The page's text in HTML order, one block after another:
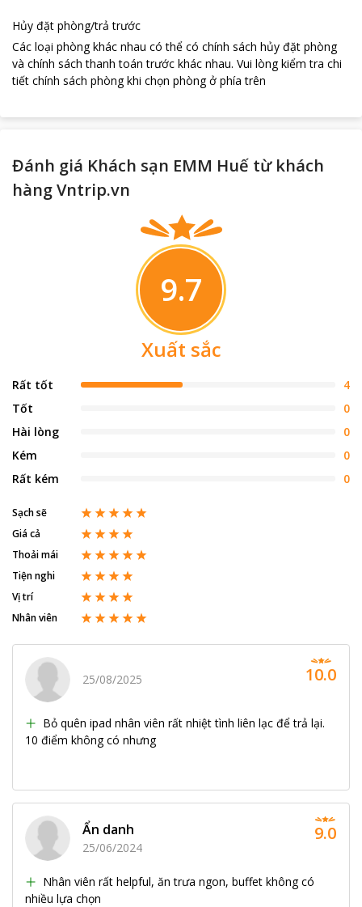
Hủy đặt phòng/trả trước
Các loại phòng khác nhau có thể có chính sách hủy đặt phòng
và chính sách thanh toán trước khác nhau. Vui lòng kiểm tra chi
tiết chính sách phòng khi chọn phòng ở phía trên
Đánh giá Khách sạn EMM Huế từ khách
hàng Vntrip.vn
9.7
Xuất sắc
Rất tốt
4
Tốt
0
Hài lòng
0
Kém
0
Rất kém
0
Sạch sẽ
Giá cả
Thoải mái
Tiện nghi
Vị trí
Nhân viên
25/08/2025
Bỏ quên ipad nhân viên rất nhiệt tình liên lạc để trả lại.
10 điểm không có nhưng
10.0
Ẩn danh
25/06/2024
Nhân viên rất helpful, ăn trưa ngon, buffet không có
nhiều lựa chọn
9.0